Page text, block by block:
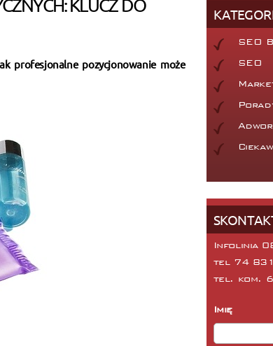
KLUCZ DO
profesjonalne pozycjonowanie może
SEO
SEO
Infolinia
tel 74
tel. kom.
Imię